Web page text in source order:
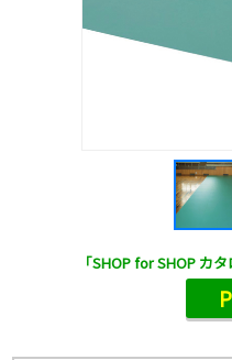
「SHOP for SHOP カ